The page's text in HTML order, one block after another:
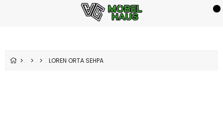
LOREN ORTA SEHPA